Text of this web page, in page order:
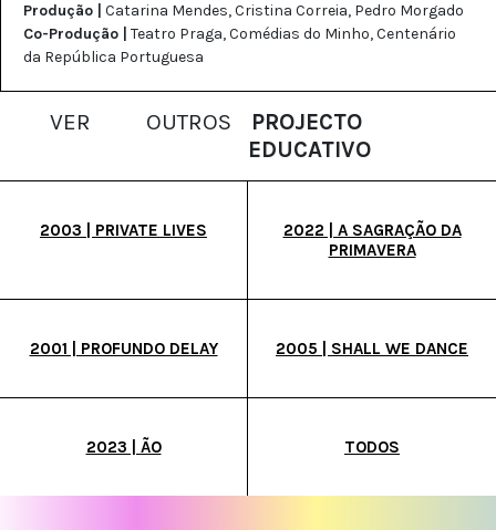
Produção |
Catarina Mendes, Cristina Correia, Pedro Morgado
Co-Produção |
Teatro Praga, Comédias do Minho, Centenário
da República Portuguesa
VER OUTROS
PROJECTO
EDUCATIVO
2003 | PRIVATE LIVES
2022 | A SAGRAÇÃO DA
PRIMAVERA
2001 | PROFUNDO DELAY 2005 | SHALL WE DANCE
2023 | ÃO TODOS